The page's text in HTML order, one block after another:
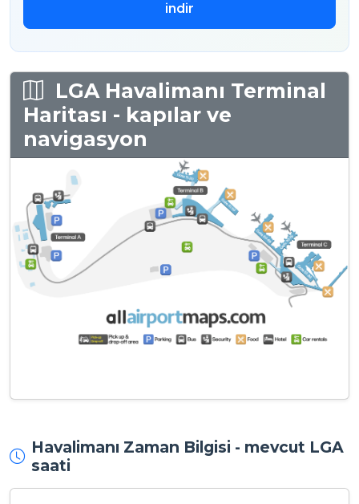
indir
LGA Havalimanı Terminal
Haritası - kapılar ve
navigasyon
Havalimanı Zaman Bilgisi - mevcut LGA
saati